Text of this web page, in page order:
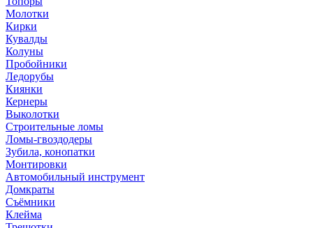
Молотки
Кирки
Кувалды
Колуны
Пробойники
Ледорубы
Киянки
Кернеры
Выколотки
Строительные ломы
Ломы-гвоздодеры
Зубила, конопатки
Монтировки
Автомобильный инструмент
Домкраты
Съёмники
Клейма